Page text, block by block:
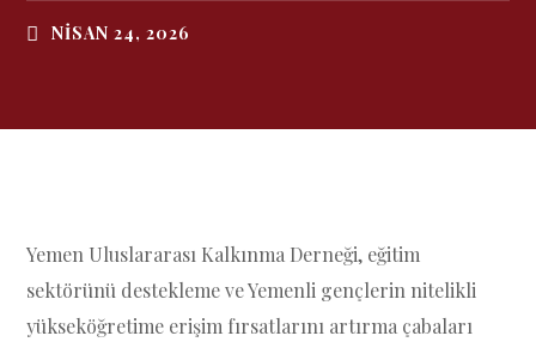
NISAN 24, 2026
Yemen Uluslararası Kalkınma Derneği, eğitim
sektörünü destekleme ve Yemenli gençlerin nitelikli
yükseköğretime erişim fırsatlarını artırma çabaları